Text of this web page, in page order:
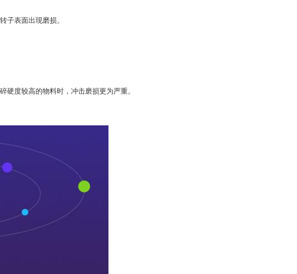
表面出现磨损。
度较高的物料时，冲击磨损更为严重。